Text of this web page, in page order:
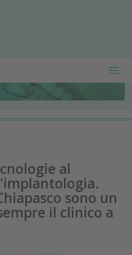
al
sono un
il clinico a